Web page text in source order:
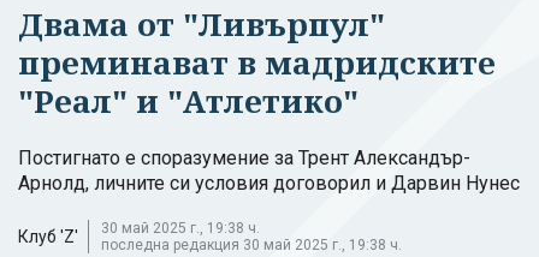
Двама от "Ливърпул"
преминават в мадридските
"Реал" и "Атлетико"
Постигнато е споразумение за Трент Александър-
Арнолд, личните си условия договорил и Дарвин Нунес
Клуб 'Z'
30 май 2025 г., 19:38 ч.
последна редакция 30 май 2025 г., 19:38 ч.